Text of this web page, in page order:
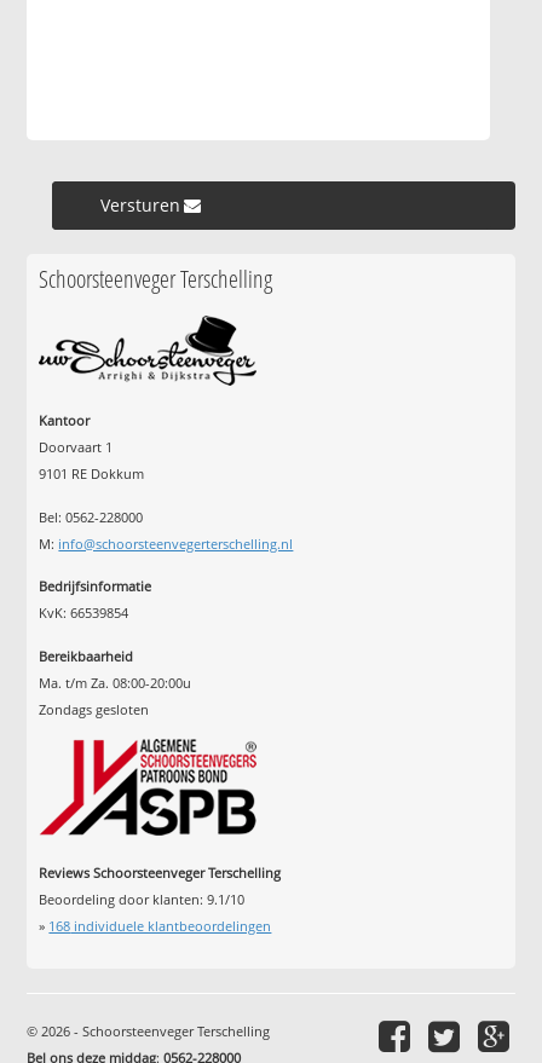
Versturen »
Schoorsteenveger Terschelling
Kantoor
Doorvaart 1
9101 RE Dokkum
Bel: 0562-228000
M: info@schoorsteenvegerterschelling.nl
Bedrijfsinformatie
KvK: 66539854
Bereikbaarheid
Ma. t/m Za. 08:00-20:00u
Zondags gesloten
Reviews Schoorsteenveger Terschelling
Beoordeling door klanten:9.1/10
» 168 individuele klantbeoordelingen
© 2026 - Schoorsteenveger Terschelling
Bel ons deze middag:0562-228000